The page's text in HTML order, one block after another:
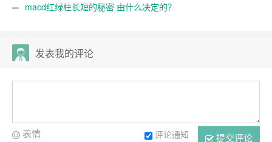
macd红绿柱长短的秘密 由什么决定的？
发表我的评论
提交评论
评论通知
表情